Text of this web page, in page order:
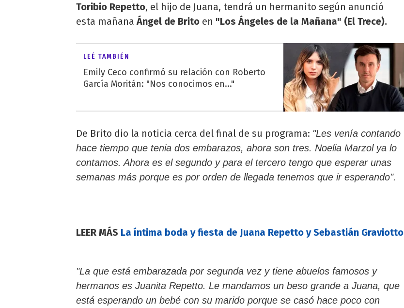
Toribio Repetto, el hijo de Juana, tendrá un hermanito según anunció
esta mañana Ángel de Brito en "Los Ángeles de la Mañana" (El Trece).
LEÉ TAMBIÉN
Emily Ceco confirmó su relación con Roberto
García Moritán: "Nos conocimos en..."
De Brito dio la noticia cerca del final de su programa: "Les venía contando
hace tiempo que tenia dos embarazos, ahora son tres. Noelia Marzol ya lo
contamos. Ahora es el segundo y para el tercero tengo que esperar unas
semanas más porque es por orden de llegada tenemos que ir esperando".
LEER MÁS La íntima boda y fiesta de Juana Repetto y Sebastián Graviotto
"La que está embarazada por segunda vez y tiene abuelos famosos y
hermanos es Juanita Repetto. Le mandamos un beso grande a Juana, que
está esperando un bebé con su marido porque se casó hace poco con